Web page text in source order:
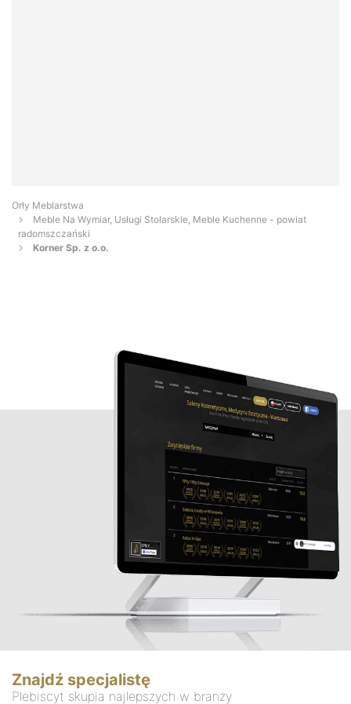
Orły Meblarstwa
Meble Na Wymiar, Usługi Stolarskie, Meble Kuchenne - powiat
radomszczański
Korner Sp. z o.o.
Znajdź specjalistę
Plebiscyt skupia najlepszych w branży